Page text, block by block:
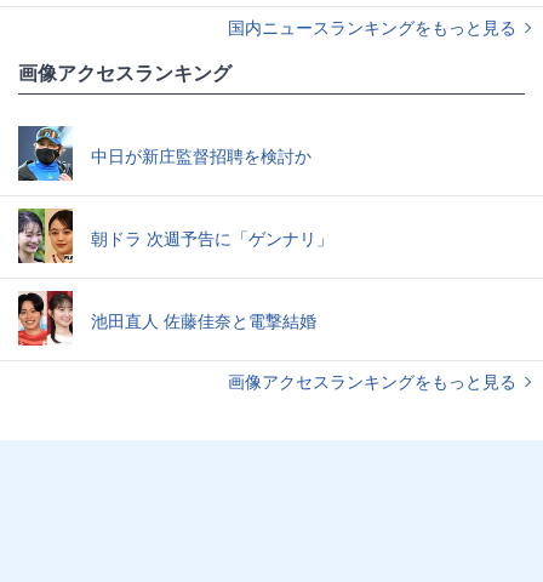
国内ニュースランキングをもっと見る
画像アクセスランキング
中日が新庄監督招聘を検討か
朝ドラ 次週予告に「ゲンナリ」
池田直人 佐藤佳奈と電撃結婚
画像アクセスランキングをもっと見る